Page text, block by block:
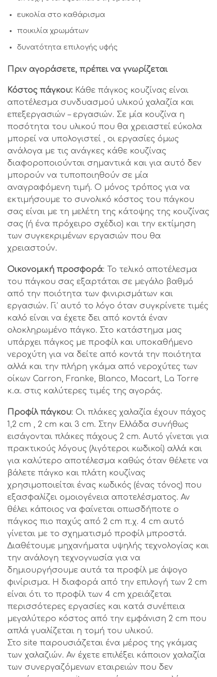
ευκολία στο καθάρισμα
ποικιλία χρωμάτων
δυνατότητα επιλογής υφής
Πριν αγοράσετε, πρέπει να γνωρίζεται
Κόστος πάγκου: Κάθε πάγκος κουζίνας είναι
αποτέλεσμα συνδυασμού υλικού χαλαζία και
επεξεργασιών – εργασιών. Σε μία κουζίνα η
ποσότητα του υλικού που θα χρειαστεί εύκολα
μπορεί να υπολογιστεί , οι εργασίες όμως
ανάλογα με τις ανάγκες κάθε κουζίνας
διαφοροποιούνται σημαντικά και για αυτό δεν
μπορούν να τυποποιηθούν σε μία
αναγραφόμενη τιμή. Ο μόνος τρόπος για να
εκτιμήσουμε το συνολικό κόστος του πάγκου
σας είναι με τη μελέτη της κάτοψης της κουζίνας
σας (ή ένα πρόχειρο σχέδιο) και την εκτίμηση
των συγκεκριμένων εργασιών που θα
χρειαστούν.
Οικονομική προσφορά: Το τελικό αποτέλεσμα
του πάγκου σας εξαρτάται σε μεγάλο βαθμό
από την ποιότητα των φινιρισμάτων και
εργασιών. Γι’ αυτό το λόγο όταν συγκρίνετε τιμές
καλό είναι να έχετε δει από κοντά έναν
ολοκληρωμένο πάγκο. Στο κατάστημα μας
υπάρχει πάγκος με προφίλ και υποκαθήμενο
νεροχύτη για να δείτε από κοντά την ποιότητα
αλλά και την πλήρη γκάμα από νεροχύτες των
οίκων Carron, Franke, Blanco, Macart, La Torre
κ.α. στις καλύτερες τιμές της αγοράς.
Προφίλ πάγκου: Οι πλάκες χαλαζία έχουν πάχος
1,2 cm , 2 cm και 3 cm. Στην Ελλάδα συνήθως
εισάγονται πλάκες πάχους 2 cm. Αυτό γίνεται για
πρακτικούς λόγους (λιγότεροι κωδικοί) αλλά και
για καλύτερο αποτέλεσμα καθώς όταν θέλετε να
βάλετε πάγκο και πλάτη κουζίνας
χρησιμοποιείται ένας κωδικός (ένας τόνος) που
εξασφαλίζει ομοιογένεια αποτελέσματος. Αν
θέλει κάποιος να φαίνεται οπωσδήποτε ο
πάγκος πιο παχύς από 2 cm π.χ. 4 cm αυτό
γίνεται με το σχηματισμό προφίλ μπροστά.
Διαθέτουμε μηχανήματα υψηλής τεχνολογίας και
την ανάλογη τεχνογνωσία για να
δημιουργήσουμε αυτά τα προφίλ με άψογο
φινίρισμα. Η διαφορά από την επιλογή των 2 cm
είναι ότι το προφίλ των 4 cm χρειάζεται
περισσότερες εργασίες και κατά συνέπεια
μεγαλύτερο κόστος από την εμφάνιση 2 cm που
απλά γυαλίζεται η τομή του υλικού.
Στο site παρουσιάζεται ένα μέρος της γκάμας
των χαλαζιών. Αν έχετε επιλέξει κάποιον χαλαζία
των συνεργαζόμενων εταιρειών που δεν